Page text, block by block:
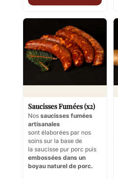
Saucisses Fumées (x2)
Nos saucisses fumées
artisanales
sont élaborées par nos
soins sur la base de
la saucisse pur porc puis
embossées dans un
boyau naturel de porc.